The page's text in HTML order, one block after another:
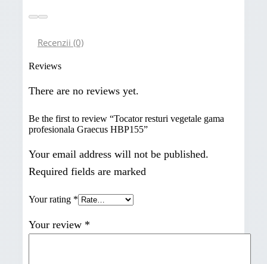
Recenzii (0)
Reviews
There are no reviews yet.
Be the first to review “Tocator resturi vegetale gama
profesionala Graecus HBP155”
Your email address will not be published.
Required fields are marked
Your rating *
Your review *